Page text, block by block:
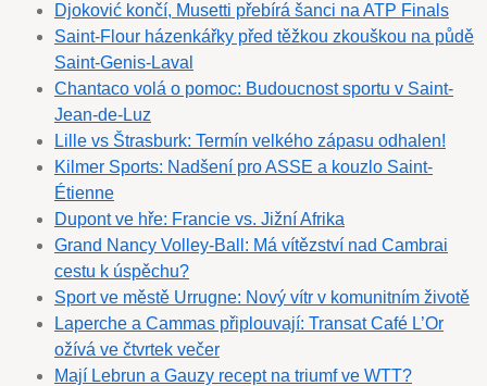
Djoković končí, Musetti přebírá šanci na ATP Finals
Saint-Flour házenkářky před těžkou zkouškou na půdě
Saint-Genis-Laval
Chantaco volá o pomoc: Budoucnost sportu v Saint-
Jean-de-Luz
Lille vs Štrasburk: Termín velkého zápasu odhalen!
Kilmer Sports: Nadšení pro ASSE a kouzlo Saint-
Étienne
Dupont ve hře: Francie vs. Jižní Afrika
Grand Nancy Volley-Ball: Má vítězství nad Cambrai
cestu k úspěchu?
Sport ve městě Urrugne: Nový vítr v komunitním životě
Laperche a Cammas připlouvají: Transat Café L’Or
ožívá ve čtvrtek večer
Mají Lebrun a Gauzy recept na triumf ve WTT?